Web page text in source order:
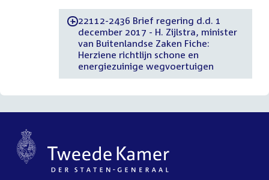
-22112-2436 Brief regering d.d. 1
december 2017 - H. Zijlstra, minister
van Buitenlandse Zaken Fiche:
Herziene richtlijn schone en
energiezuinige wegvoertuigen